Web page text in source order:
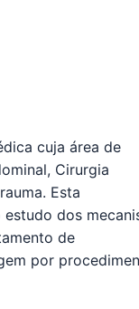
cuja área de
Cirurgia
Esta
dos
de
por